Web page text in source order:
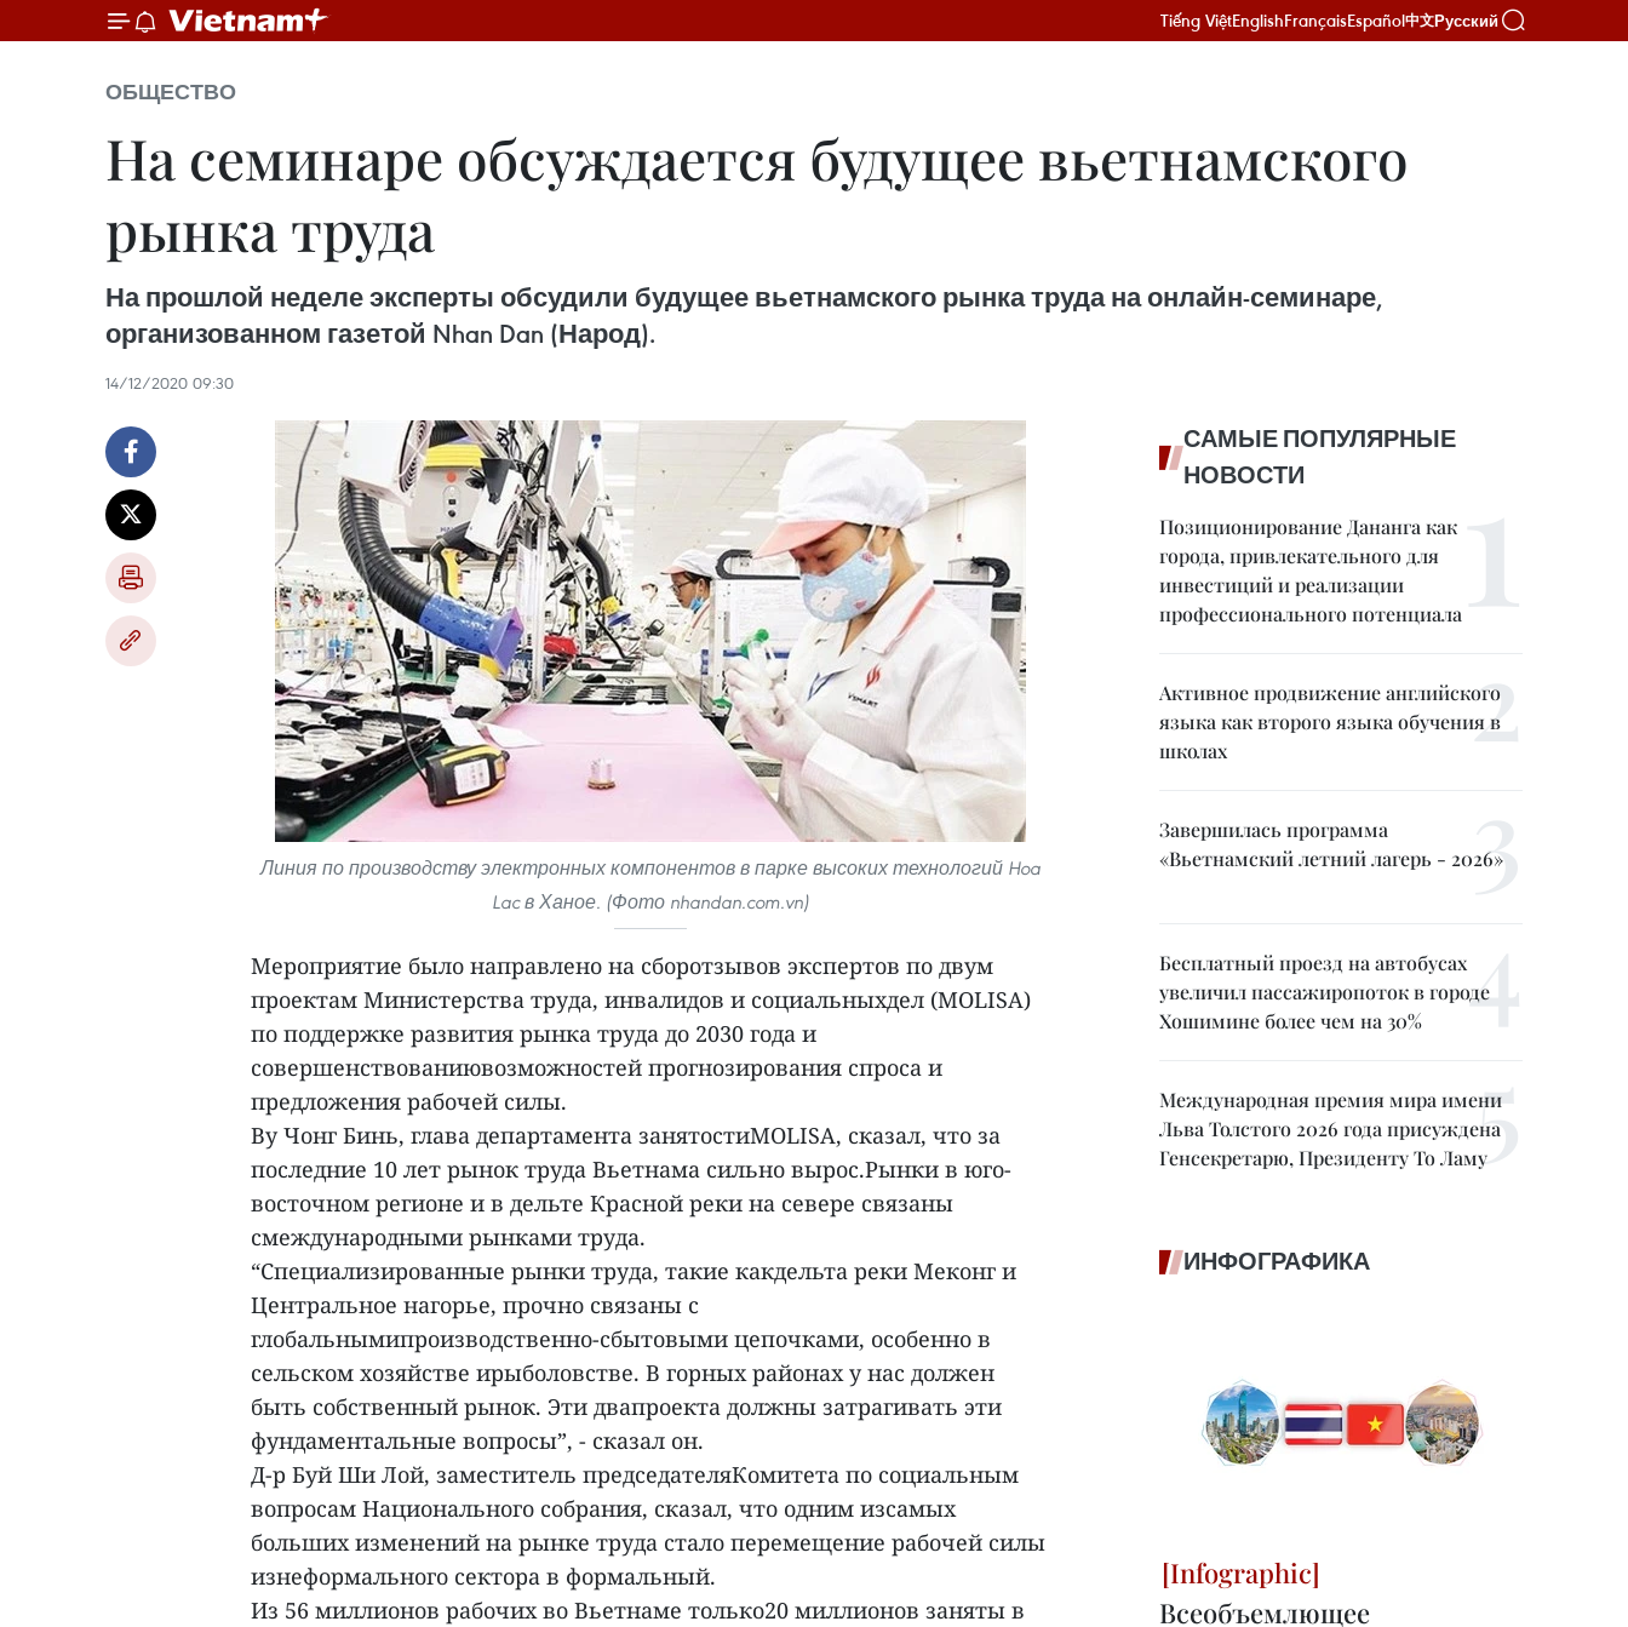
Tiếng ViệtEnglishFrançaisEspañol中文Русский
ОБЩЕСТВО
На семинаре обсуждается будущее вьетнамского
рынка труда
На прошлой неделе эксперты обсудили будущее вьетнамского рынка труда на онлайн-семинаре,
организованном газетой Nhan Dan (Народ).
14/12/2020 09:30
Линия по производству электронных компонентов в парке высоких технологий Hoa
Lac в Ханое. (Фото nhandan.com.vn)
Мероприятие было направлено на сборотзывов экспертов по двум
проектам Министерства труда, инвалидов и социальныхдел (MOLISA)
по поддержке развития рынка труда до 2030 года и
совершенствованиювозможностей прогнозирования спроса и
предложения рабочей силы.
Ву Чонг Бинь, глава департамента занятостиMOLISA, сказал, что за
последние 10 лет рынок труда Вьетнама сильно вырос.Рынки в юго-
восточном регионе и в дельте Красной реки на севере связаны
смеждународными рынками труда.
“Специализированные рынки труда, такие какдельта реки Меконг и
Центральное нагорье, прочно связаны с
глобальнымипроизводственно-сбытовыми цепочками, особенно в
сельском хозяйстве ирыболовстве. В горных районах у нас должен
быть собственный рынок. Эти двапроекта должны затрагивать эти
фундаментальные вопросы”, - сказал он.
Д-р Буй Ши Лой, заместитель председателяКомитета по социальным
вопросам Национального собрания, сказал, что одним изсамых
больших изменений на рынке труда стало перемещение рабочей силы
изнеформального сектора в формальный.
Из 56 миллионов рабочих во Вьетнаме только20 миллионов заняты в
САМЫЕ ПОПУЛЯРНЫЕ
НОВОСТИ
Позиционирование Дананга как
города, привлекательного для
инвестиций и реализации
профессионального потенциала
Активное продвижение английского
языка как второго языка обучения в
школах
Завершилась программа
«Вьетнамский летний лагерь - 2026»
Бесплатный проезд на автобусах
увеличил пассажиропоток в городе
Хошимине более чем на 30%
Международная премия мира имени
Льва Толстого 2026 года присуждена
Генсекретарю, Президенту То Ламу
ИНФОГРАФИКА
Всеобъемлющее